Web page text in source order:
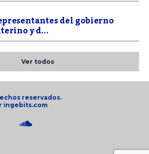
del gobierno
y d...
Ver todos
reservados.
ingebits.com